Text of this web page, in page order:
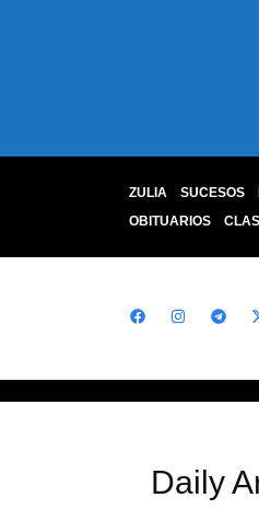
ZULIA SUCESOS
OBITUARIOS
Daily